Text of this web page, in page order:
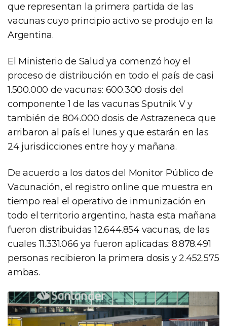
que representan la primera partida de las
vacunas cuyo principio activo se produjo en la
Argentina.
El Ministerio de Salud ya comenzó hoy el
proceso de distribución en todo el país de casi
1.500.000 de vacunas: 600.300 dosis del
componente 1 de las vacunas Sputnik V y
también de 804.000 dosis de Astrazeneca que
arribaron al país el lunes y que estarán en las
24 jurisdicciones entre hoy y mañana.
De acuerdo a los datos del Monitor Público de
Vacunación, el registro online que muestra en
tiempo real el operativo de inmunización en
todo el territorio argentino, hasta esta mañana
fueron distribuidas 12.644.854 vacunas, de las
cuales 11.331.066 ya fueron aplicadas: 8.878.491
personas recibieron la primera dosis y 2.452.575
ambas.